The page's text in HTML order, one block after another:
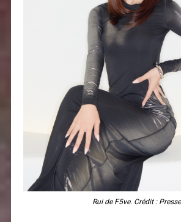
Rui de F5ve. Crédit : Presse